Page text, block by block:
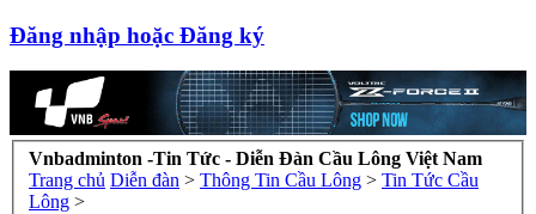
Đăng nhập hoặc Đăng ký
Vnbadminton -Tin Tức - Diễn Đàn Cầu Lông Việt Nam
Trang chủ Diễn đàn > Thông Tin Cầu Lông > Tin Tức Cầu
Lông >